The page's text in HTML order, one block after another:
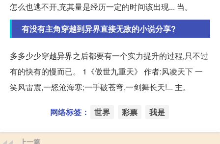
怎么也逃不开,充其量是经历一定的时间该出现... 当。
有没有主角穿越到异界直接无敌的小说分享?
多多少少穿越异界之后都要有一个实力提升的过程,只不过
有的快有的慢而已。 1《傲世九重天》 作者:风凌天下 一
笑风雷震,一怒沧海寒;一手破苍穹,一剑舞长天!... 主。
网络标签： 世界 彩票 我是
上一篇